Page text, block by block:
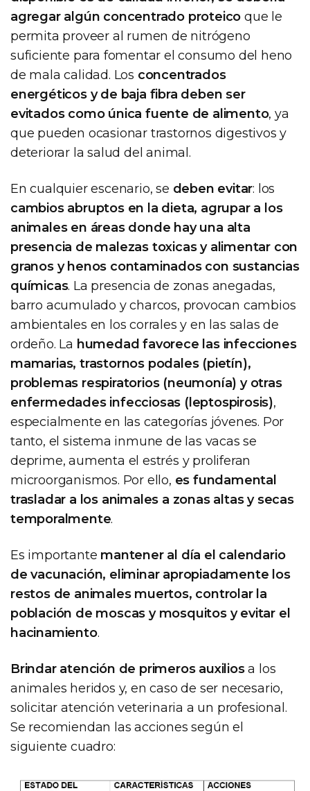
agregar algún concentrado proteico que le
permita proveer al rumen de nitrógeno
suficiente para fomentar el consumo del heno
de mala calidad. Los concentrados
energéticos y de baja fibra deben ser
evitados como única fuente de alimento, ya
que pueden ocasionar trastornos digestivos y
deteriorar la salud del animal.
En cualquier escenario, se deben evitar: los
cambios abruptos en la dieta, agrupar a los
animales en áreas donde hay una alta
presencia de malezas toxicas y alimentar con
granos y henos contaminados con sustancias
químicas. La presencia de zonas anegadas,
barro acumulado y charcos, provocan cambios
ambientales en los corrales y en las salas de
ordeño. La humedad favorece las infecciones
mamarias, trastornos podales (pietín),
problemas respiratorios (neumonía) y otras
enfermedades infecciosas (leptospirosis),
especialmente en las categorías jóvenes. Por
tanto, el sistema inmune de las vacas se
deprime, aumenta el estrés y proliferan
microorganismos. Por ello, es fundamental
trasladar a los animales a zonas altas y secas
temporalmente.
Es importante mantener al día el calendario
de vacunación, eliminar apropiadamente los
restos de animales muertos, controlar la
población de moscas y mosquitos y evitar el
hacinamiento.
Brindar atención de primeros auxiliosa los
animales heridos y, en caso de ser necesario,
solicitar atención veterinaria a un profesional.
Se recomiendan las acciones según el
siguiente cuadro: